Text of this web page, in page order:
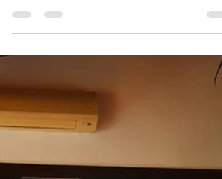
"El cocinero de los Últimos
amantes de la cocina , para estos días de
confinamiento , en ella se expresa el amor
la cocina...